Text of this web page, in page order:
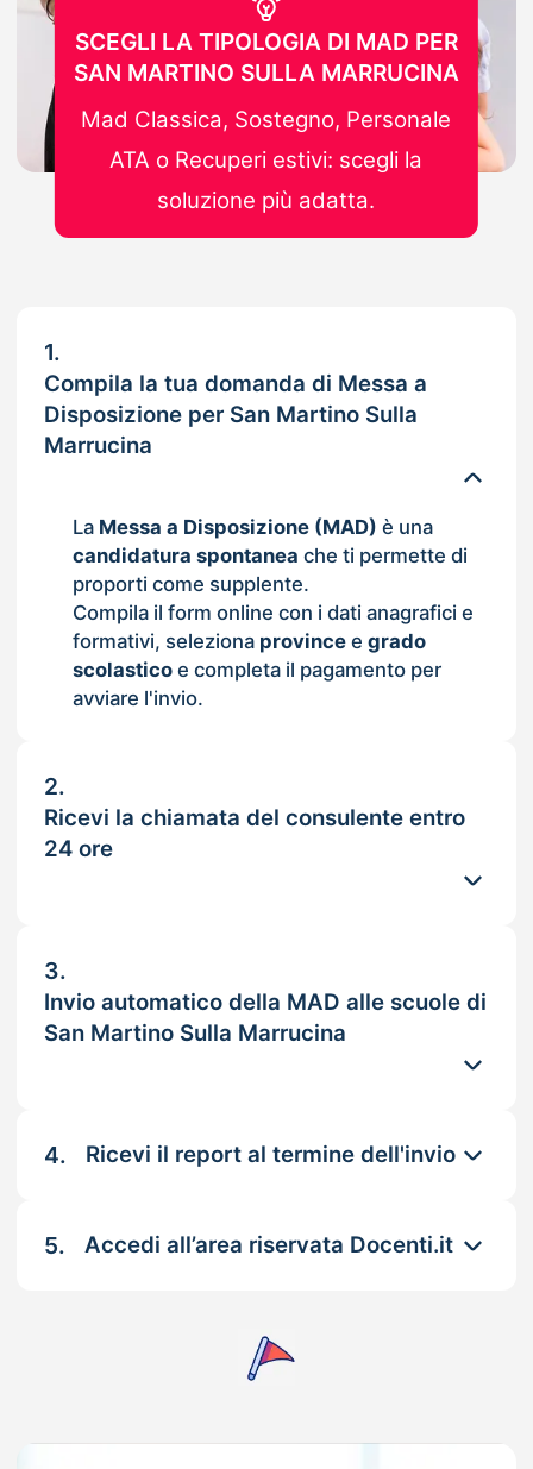
1.
Compila la tua domanda di Messa a
Disposizione per San Martino Sulla
Marrucina
La Messa a Disposizione (MAD) è una
candidatura spontanea che ti permette di
proporti come supplente.
Compila il form online con i dati anagrafici e
formativi, seleziona provincee grado
scolasticoe completa il pagamento per
avviare l'invio.
2.
Ricevi la chiamata del consulente entro
24 ore
3.
Invio automatico della MAD alle scuole di
San Martino Sulla Marrucina
4. Ricevi il report al termine dell'invio
5. Accedi all’area riservata Docenti.it
SCEGLI LA TIPOLOGIA DI MAD PER
SAN MARTINO SULLA MARRUCINA
Mad Classica, Sostegno, Personale
ATA o Recuperi estivi: scegli la
soluzione più adatta.